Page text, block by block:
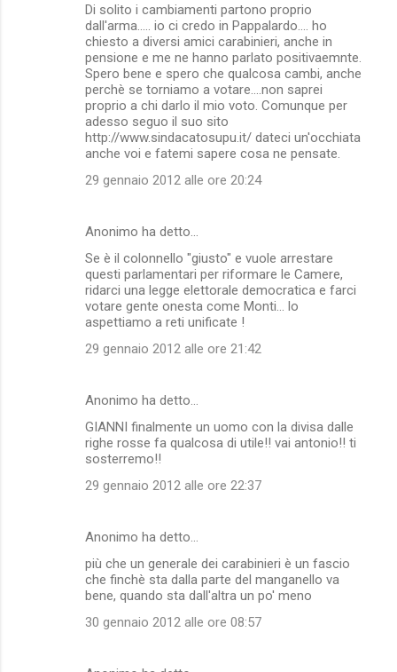
Di solito i cambiamenti partono proprio
dall'arma..... io ci credo in Pappalardo.... ho
chiesto a diversi amici carabinieri, anche in
pensione e me ne hanno parlato positivaemnte.
Spero bene e spero che qualcosa cambi, anche
perchè se torniamo a votare....non saprei
proprio a chi darlo il mio voto. Comunque per
adesso seguo il suo sito
http://www.sindacatosupu.it/ dateci un'occhiata
anche voi e fatemi sapere cosa ne pensate.
29 gennaio 2012 alle ore 20:24
Anonimo ha detto…
Se è il colonnello "giusto" e vuole arrestare
questi parlamentari per riformare le Camere,
ridarci una legge elettorale democratica e farci
votare gente onesta come Monti... lo
aspettiamo a reti unificate !
29 gennaio 2012 alle ore 21:42
Anonimo ha detto…
GIANNI finalmente un uomo con la divisa dalle
righe rosse fa qualcosa di utile!! vai antonio!! ti
sosterremo!!
29 gennaio 2012 alle ore 22:37
Anonimo ha detto…
più che un generale dei carabinieri è un fascio
che finchè sta dalla parte del manganello va
bene, quando sta dall'altra un po' meno
30 gennaio 2012 alle ore 08:57